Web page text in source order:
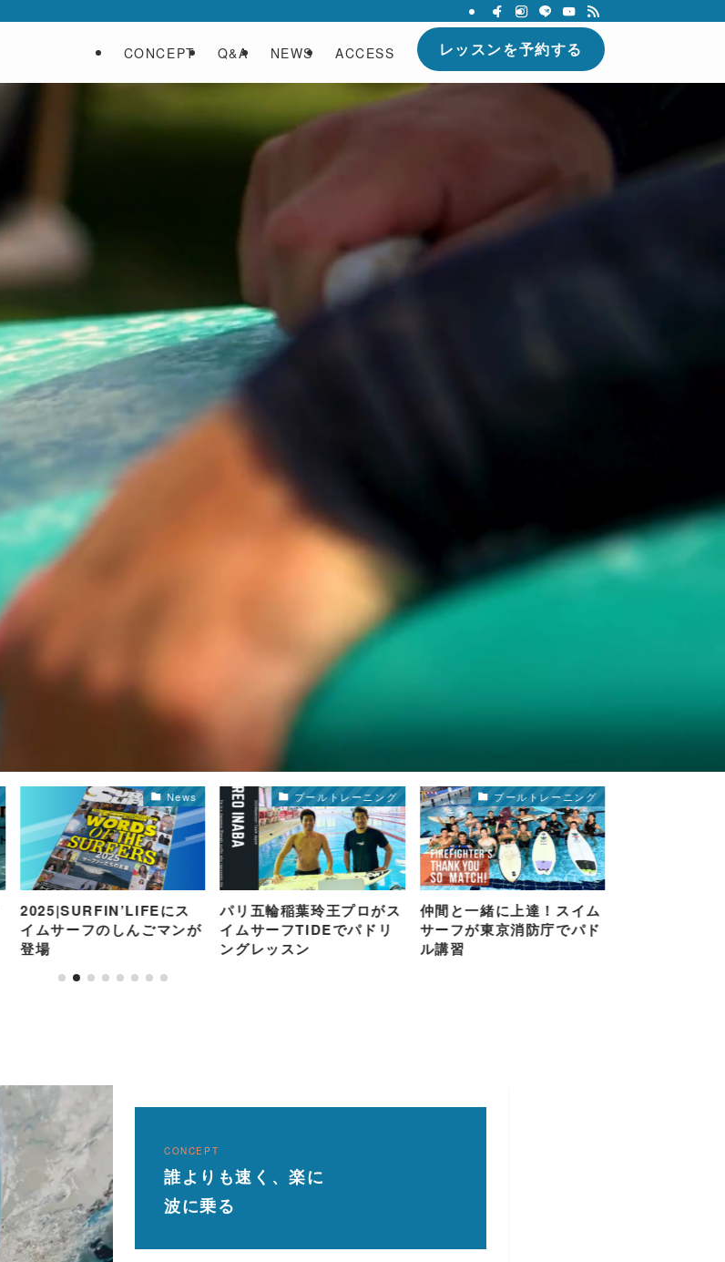
CONCEPT Q&A NEWS ACCESS レッスンを予約する
News
2025|SURFIN’LIFEにス
イムサーフのしんごマンが
登場
プールトレーニング
パリ五輪稲葉玲王プロがス
イムサーフTIDEでパドリ
ングレッスン
プールトレーニング
仲間と一緒に上達！スイム
サーフが東京消防庁でパド
ル講習
CONCEPT
誰よりも速く、楽に
波に乗る